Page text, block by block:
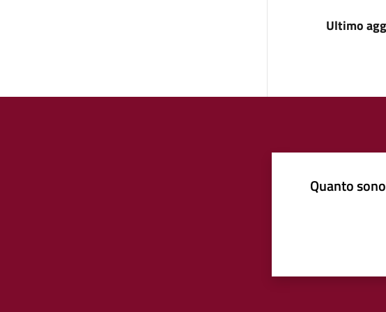
Ultimo
Quanto